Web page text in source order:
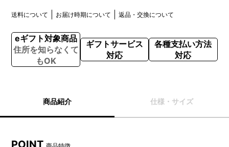
送料について お届け時期について 返品・交換について
eギフト対象商品
住所を知らなくて
もOK
ギフトサービス
対応
各種支払い方法
対応
商品紹介 仕様・サイズ
POINT